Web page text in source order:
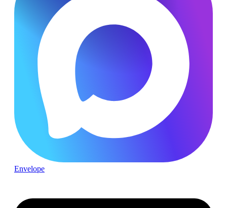
Envelope